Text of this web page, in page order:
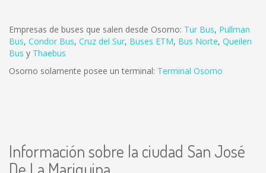
Empresas de buses que salen desde Osorno: Tur Bus, Pullman
Bus, Condor Bus, Cruz del Sur, Buses ETM, Bus Norte, Queilen
Bus y Thaebus
Osorno solamente posee un terminal: Terminal Osorno
Información sobre la ciudad San José